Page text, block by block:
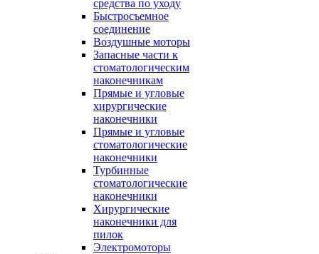
средства по уходу
Быстросъемное
соединение
Воздушные моторы
Запасные части к
стоматологическим
наконечникам
Прямые и угловые
хирургические
наконечники
Прямые и угловые
стоматологические
наконечники
Турбинные
стоматологические
наконечники
Хирургические
наконечники для
пилок
Электромоторы